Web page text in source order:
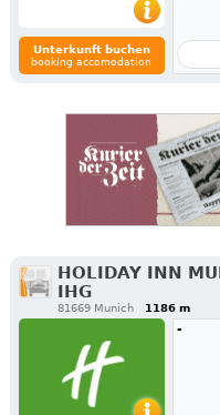
Unterkunft buchen
booking accomodation
HOLIDAY INN
IHG
81669 Munich 1186 m
-